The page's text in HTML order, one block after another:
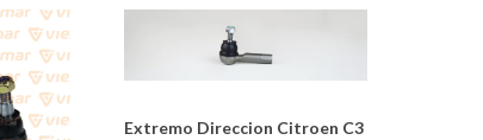
Extremo Direccion Citroen C3